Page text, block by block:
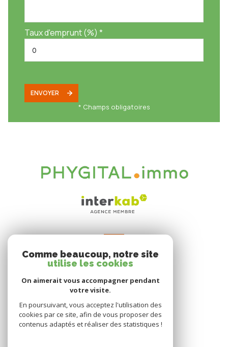
Taux d'emprunt (%) *
ENVOYER
* Champs obligatoires
Espace propriétaire
Comme beaucoup, notre site
utilise les cookies
On aimerait vous accompagner pendant
votre visite.
En poursuivant, vous acceptez l'utilisation des
cookies par ce site, afin de vous proposer des
contenus adaptés et réaliser des statistiques !